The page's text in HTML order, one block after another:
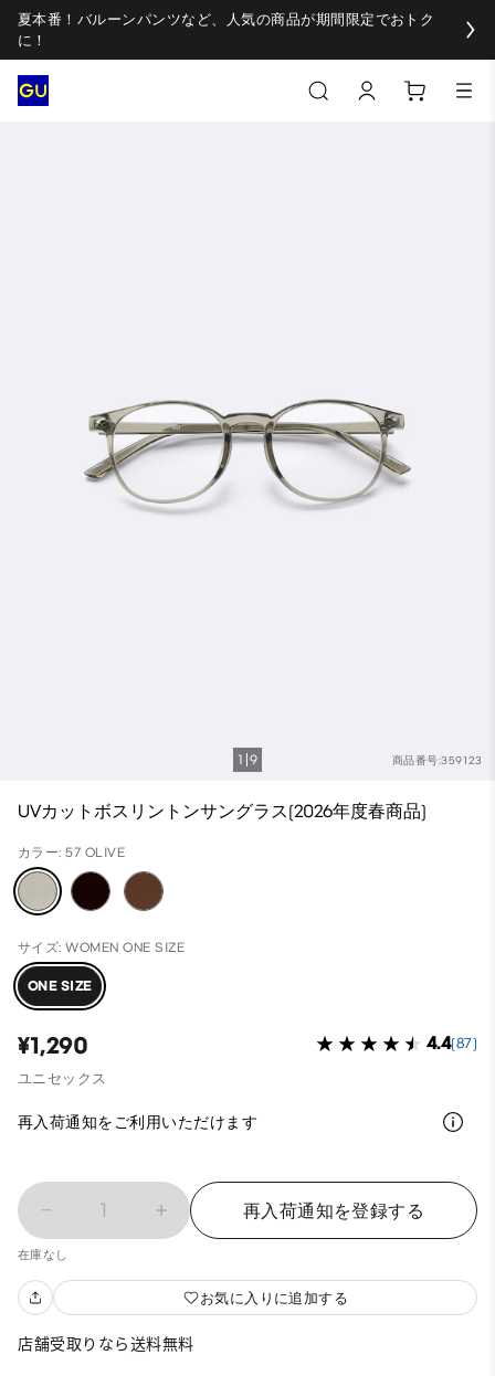
夏本番！バルーンパンツなど、人気の商品が期間限定でおトク
に！
商品番号:359123
1 9
UVカットボスリントンサングラス(2026年度春商品)
カラー: 57 OLIVE
サイズ: WOMEN ONE SIZE
ONE SIZE
¥1,290 4.4(87)
ユニセックス
再入荷通知をご利用いただけます
1 再入荷通知を登録する
在庫なし
お気に入りに追加する
店舗受取りなら送料無料